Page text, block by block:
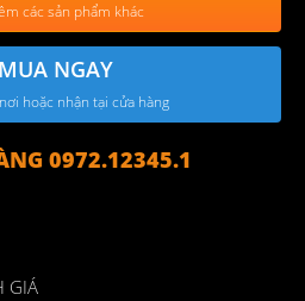
các sản phẩm khác
MUA NGAY
hoặc nhận tại cửa hàng
0972.12345.1
GIÁ